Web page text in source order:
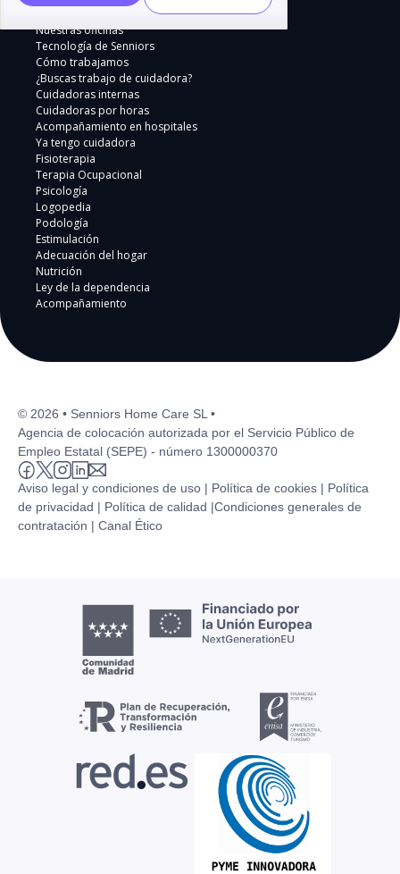
Nuestras oficinas
Tecnología de Senniors
Cómo trabajamos
¿Buscas trabajo de cuidadora?
Cuidadoras internas
Cuidadoras por horas
Acompañamiento en hospitales
Ya tengo cuidadora
Fisioterapia
Terapia Ocupacional
Psicología
Logopedia
Podología
Estimulación
Adecuación del hogar
Nutrición
Ley de la dependencia
Acompañamiento
© 2026 • Senniors Home Care SL •
Agencia de colocación autorizada por el Servicio Público de
Empleo Estatal (SEPE) - número 1300000370
Aviso legal y condiciones de uso | Política de cookies | Política
de privacidad | Política de calidad |Condiciones generales de
contratación | Canal Ético